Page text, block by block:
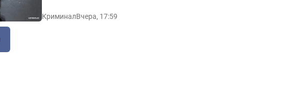
КриминалВчера, 17:59